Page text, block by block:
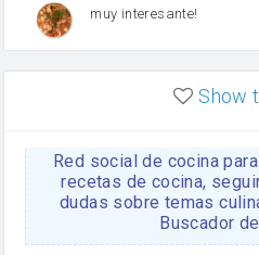
muy interesante!
enLasaña casera fácil y
HOJALDROSA TV
enGachas de la abuela
Rosa
https://youtu.be/
Rosa enReceta Del Bizcocho
Show
Red social de cocina
recetas de cocina,
dudas sobre temas
Buscador